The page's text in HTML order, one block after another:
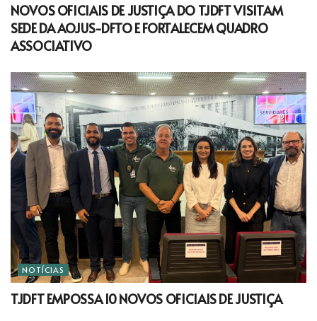
NOVOS OFICIAIS DE JUSTIÇA DO TJDFT VISITAM
SEDE DA AOJUS-DFTO E FORTALECEM QUADRO
ASSOCIATIVO
NOTÍCIAS
TJDFT EMPOSSA 10 NOVOS OFICIAIS DE JUSTIÇA